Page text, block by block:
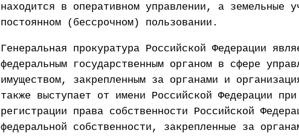
находится в оперативном управлении, а земельные
постоянном (бессрочном) пользовании.
Генеральная прокуратура Российской Федерации
федеральным государственным органом в сфере
имуществом, закрепленным за органами и
также выступает от имени Российской Федерации при
регистрации права собственности Российской
федеральной собственности, закрепленные за